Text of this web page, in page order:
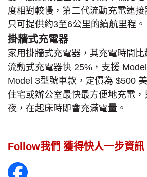
度相對較慢，第二代流動充電連接
只可提供約3至6公里的續航里程。
掛牆式充電器
家用掛牆式充電器，其充電時間
流動式充電器快 25%，支援
Model 3型號車款，定價為 $500
住宅或辦公室最快最方便地充電
夜，在起床時即會充滿電量。
Follow我們 獲得快人一步資訊